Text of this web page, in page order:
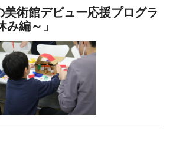
美術館デビュー応援プログラ
み編～」